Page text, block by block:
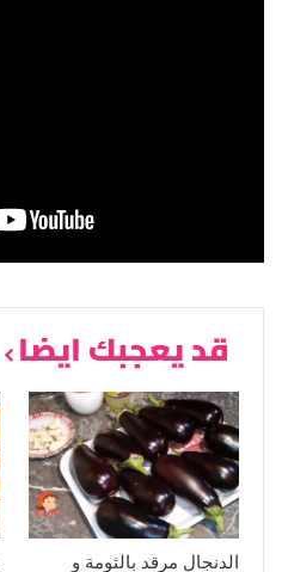
قد يعجبك ايضا
الدنجال مرقد بالثومة و